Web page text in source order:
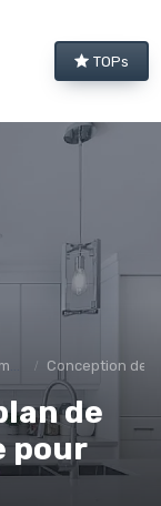
TOPs
Conception de
de
pour